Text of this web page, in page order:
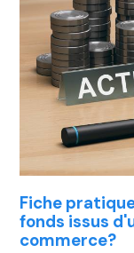
Fiche
fonds issus
commerce?